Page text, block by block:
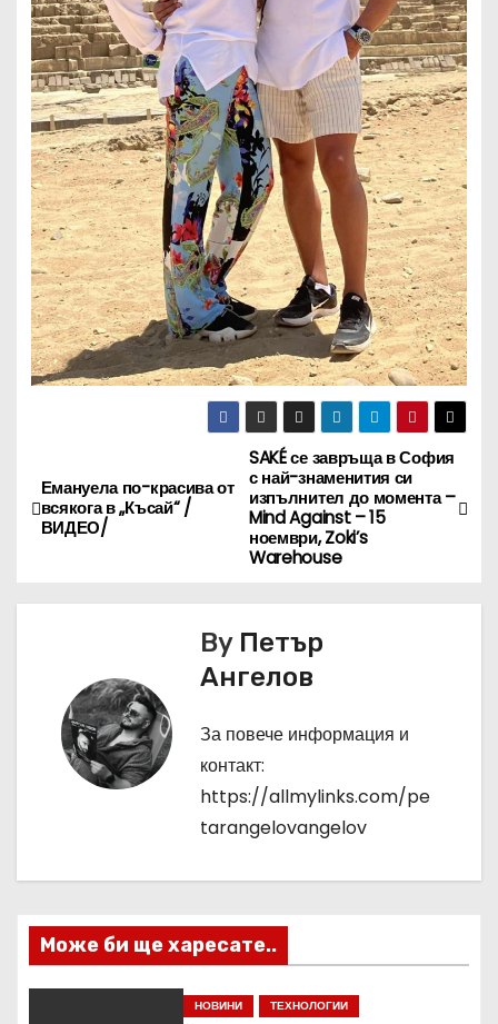
Н
а
и
SAKÉ се завръща в София
с най-знаменития си
изпълнител до момента –
Mind Against – 15
ноември, Zoki’s
Warehouse
Емануела по-красива от
всякога в „Късай“ /
ВИДЕО/
By Петър
Ангелов
За повече информация и
контакт:
https://allmylinks.com/pe
tarangelovangelov
Може би ще харесате..
НОВИНИ ТЕХНОЛОГИИ